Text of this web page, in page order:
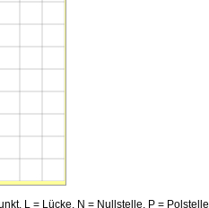
L = Lücke, N = Nullstelle, P = Polstelle,